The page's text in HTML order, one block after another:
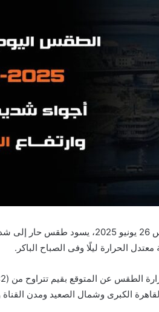
تتوقع الهيئة العامة للأرصاد الجوية، أن يشهد اليوم
الحرارة ليلًا وفى الصباح الباكر.